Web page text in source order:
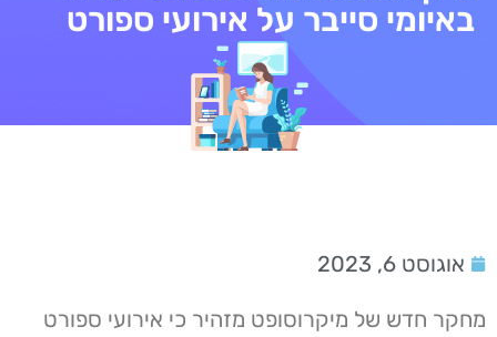
באיומי סייבר על אירועי ספורט
אוגוסט 6, 2023
מחקר חדש של מיקרוסופט מזהיר כי אירועי ספורט